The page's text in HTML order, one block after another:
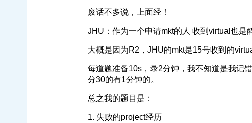
废话不多说，上面经！
JHU：作为一个申请mkt的人 收到virtual也是
大概是因为R2，JHU的mkt是15号收到的
每道题准备10s，录2分钟，我不知道是我记
分30的有1分钟的。
总之我的题目是：
1. 失败的project经历